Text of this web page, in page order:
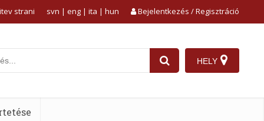
strani Bejelentkezés / Regisztráció
svn | eng | ita | hun
HELY